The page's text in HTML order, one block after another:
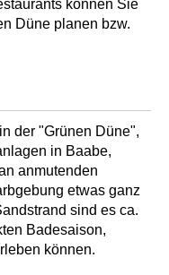
können Sie
Düne planen bzw.
der "Grünen Düne",
in Baabe,
anmutenden
etwas ganz
sind es ca.
Badesaison,
können.